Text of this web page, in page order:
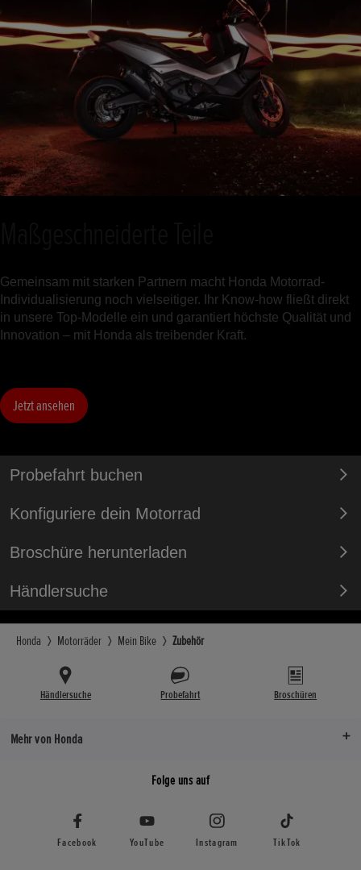
Gemeinsam mit starken Partnern macht Honda Motorrad-
Individualisierung noch vielseitiger. Ihr Know-how fließt direkt
in unsere Top-Modelle ein und garantiert höchste Qualität und
Innovation – mit Honda als treibender Kraft.
Jetzt ansehen
Probefahrt buchen
Konfiguriere dein Motorrad
Broschüre herunterladen
Händlersuche
Honda Motorräder Mein Bike Zubehör
Händlersuche Probefahrt Broschüren
Mehr von Honda
Folge uns auf
Facebook YouTube Instagram TikTok